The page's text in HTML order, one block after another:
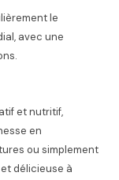
le
avec une
et nutritif,
en
ou simplement
délicieuse à